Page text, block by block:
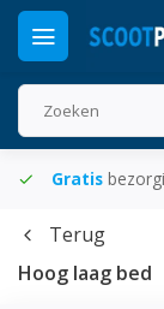
Gratis
Terug
Hoog laag bed